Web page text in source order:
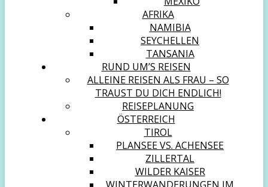
AFRIKA
NAMIBIA
SEYCHELLEN
TANSANIA
RUND UM’S REISEN
ALLEINE REISEN ALS FRAU – SO
TRAUST DU DICH ENDLICH!
REISEPLANUNG
ÖSTERREICH
TIROL
PLANSEE VS. ACHENSEE
ZILLERTAL
WILDER KAISER